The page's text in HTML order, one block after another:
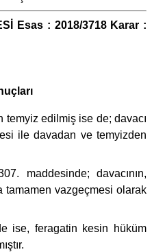
Esas : 2018/3718 Karar :
temyiz edilmiş ise de; davacı
ile davadan ve temyizden
maddesinde; davacının,
tamamen vazgeçmesi olarak
ise, feragatin kesin hüküm